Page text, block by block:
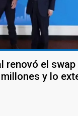
renovó el
millones y lo